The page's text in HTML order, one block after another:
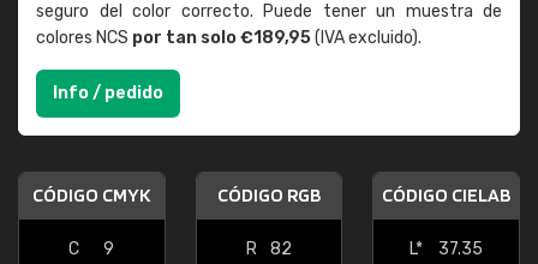
seguro del color correcto. Puede tener un muestra de
colores NCS por tan solo €189,95(IVA excluido).
Info / pedido
CÓDIGO CMYK
C
9
CÓDIGO RGB
R
82
CÓDIGO CIELAB
L*
37.35